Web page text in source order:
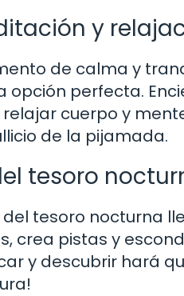
y
de calma y
perfecta.
cuerpo y
de la pijamada.
tesoro
tesoro nocturna
crea pistas y
y descubrir hará